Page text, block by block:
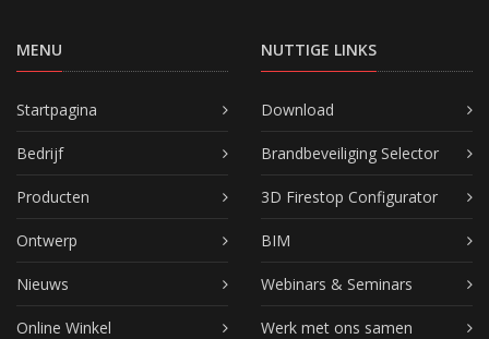
MENU
Startpagina
Bedrijf
Producten
Ontwerp
Nieuws
Online Winkel
NUTTIGE LINKS
Download
Brandbeveiliging Selector
3D Firestop Configurator
BIM
Webinars & Seminars
Werk met ons samen